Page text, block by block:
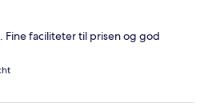
faciliteter til prisen og god